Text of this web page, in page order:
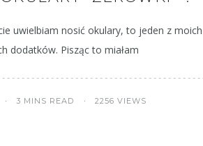
uwielbiam nosić okulary, to jeden z moich
dodatków. Pisząc to miałam
3 MINS READ 2256 VIEWS